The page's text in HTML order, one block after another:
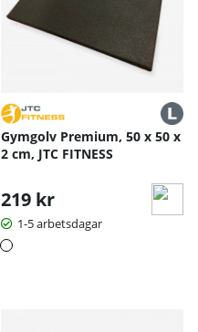
Gymgolv Premium, 50 x 50 x
2 cm, JTC FITNESS
219 kr
1-5 arbetsdagar